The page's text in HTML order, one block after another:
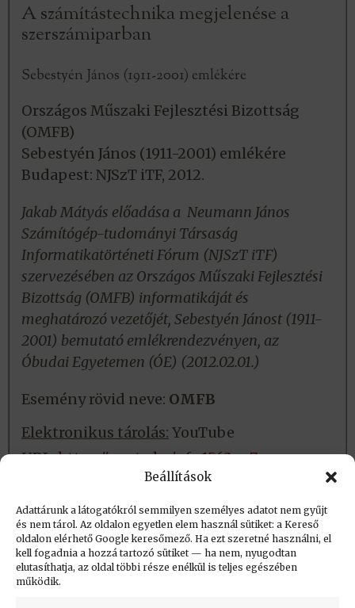
Beállítások
Adattárunk a látogatókról semmilyen személyes adatot nem gyűjt
és nem tárol. Az oldalon egyetlen elem használ sütiket: a Kereső
oldalon elérhető Google keresőmező. Ha ezt szeretné használni, el
kell fogadnia a hozzá tartozó sütiket — ha nem, nyugodtan
elutasíthatja, az oldal többi része enélkül is teljes egészében
működik.
A számítástechnika megjelenése a
szerszámiparban
Sebestyén János (1911-2001) emlékére
Országos Műszaki Fejlesztési Bizottság
(OMFB)
Sebestyén János (1911-2001) emlékére
Budapest: NJSzT iTF, 2012.
Jakab Mátyás előadása a Neumann János
Számítógép-tudományi Társaság
Informatikatörténeti Fórum (NJSzT iTF)
szervezésében az Országos Műszaki Fejlesztési
Bizottság (OMFB) informatikáját és
meghatározó vezetőjét, Sebestyén Jánost (1911-
2001) bemutató emlékrendezvényen, az
Óbudai Egyetemen (ÓE) (2012.02.01.)
Esemény rövid neve: OMFB
Elektronikus tárolás: YouTube
URL:https://youtu.be/nfn1563op7c
Létrehozva: 2016.06.30. 13:11
Utolsó módosítás: 2023.09.01. 20:37